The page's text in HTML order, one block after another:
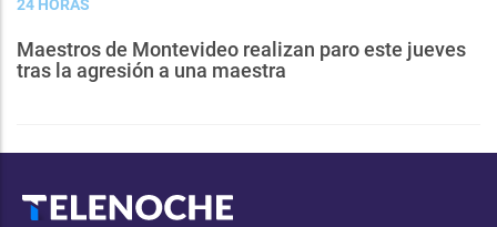
24 HORAS
Maestros de Montevideo realizan paro este jueves
tras la agresión a una maestra